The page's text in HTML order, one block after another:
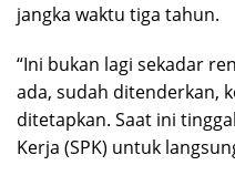
jangka waktu tiga tahun.
“Ini bukan lagi sekadar
ada, sudah ditenderkan,
ditetapkan. Saat ini
Kerja (SPK) untuk